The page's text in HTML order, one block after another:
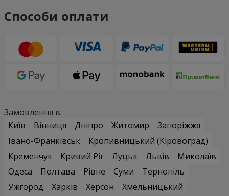
Способи оплати
Замовлення в:
Київ
Вінниця Дніпро Житомир
Запоріжжя
Івано-Франківськ
Кропивницький (Кіровоград)
Кременчук
Кривий Ріг Луцьк Львів
Миколаїв
Одеса
Полтава Рівне Суми
Тернопіль
Ужгород
Харків Херсон
Хмельницький